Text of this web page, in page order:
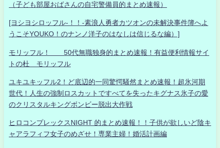
（子ども部屋おばさんの自宅警備員的まとめ速報）
[ヨシヨシロッフル-！！-素浪人勇者カツオンの未解決事件簿へよ
うこそYOUKO！のナンノ洋子のはなしは信じるな編）]
モリッフル！ 50代無職独身的まとめ速報！有益便利情報サイ
トの杜 モリッフル
ユキユキッフル2！ど底辺的一同驚愕騒然まとめ速報！超氷河期
世代！人生の強制ロスカットですべてを失ったキグナス氷子の愛
のクリスタルキングボンビー脱出大作戦
ヒロコンプレックスNIGHT 的まとめ速報！！子供が欲しいど陰キ
ャアラフィフ女子のめざせ！専業主婦！婚活計画編